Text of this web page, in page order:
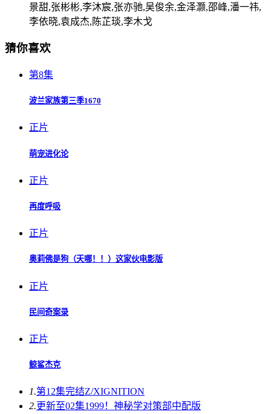
景甜,张彬彬,李沐宸,张亦驰,吴俊余,金泽灏,邵峰,潘一祎,
李依晓,袁成杰,陈芷琰,李木戈
猜你喜欢
第8集
波兰家族第三季1670
正片
萌宠进化论
正片
再度呼吸
正片
奥莉佛是狗（天哪！！）这家伙电影版
正片
民间奇案录
正片
鲸鲨杰克
1.第12集完结Z/XIGNITION
2.更新至02集1999！神秘学对策部中配版